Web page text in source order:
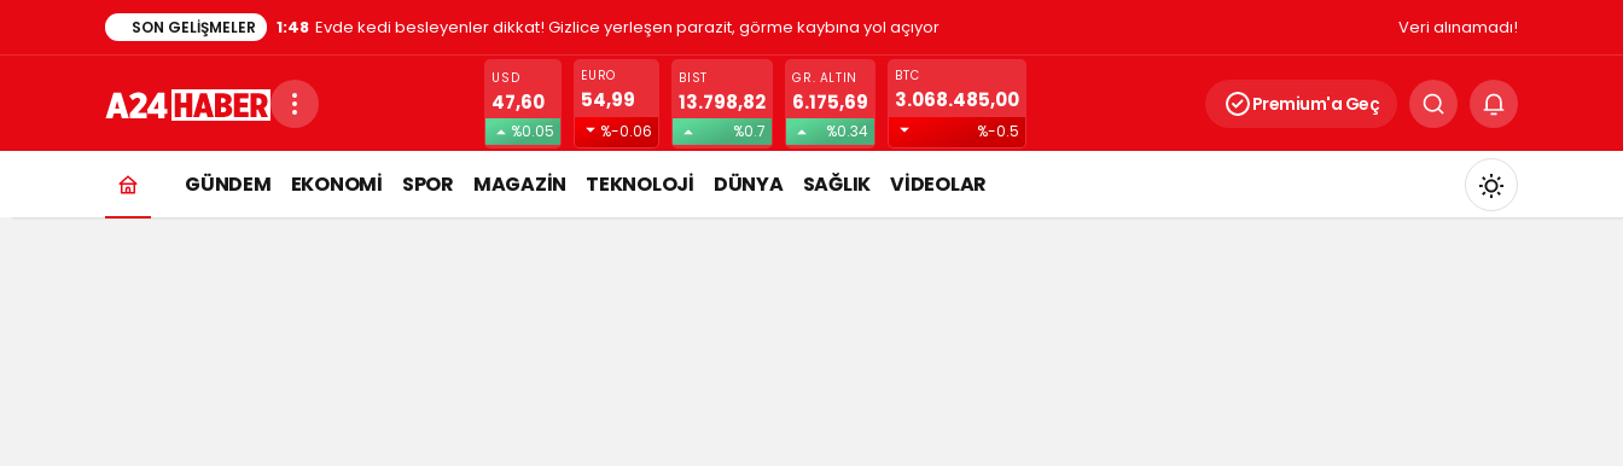
SON GELIŞMELER 1:48 Evde kedi besleyenler dikkat! Gizlice yerleşen parazit, görme kaybına yol açıyor Veri alınamadı!
USD
47,60
%0.05
EURO
54,99
%-0.06
BIST
13.798,82
%0.7
GR. ALTIN
6.175,69
%0.34
BTC
3.068.485,00
%-0.5
Premium'a Geç
GÜNDEM EKONOMİ SPOR MAGAZİN TEKNOLOJİ DÜNYA SAĞLIK VİDEOLAR
Mod